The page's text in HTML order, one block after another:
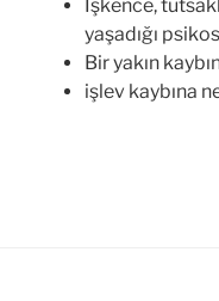
İşkence,
yaşadığı
Bir yakın
işlev kaybına